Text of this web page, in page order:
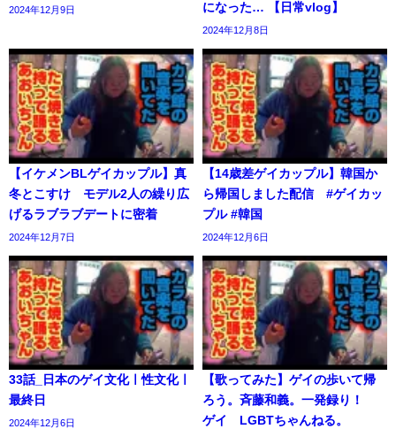
2024年12月9日
になった… 【日常vlog】
2024年12月8日
【イケメンBLゲイカップル】真
冬とこすけ モデル2人の繰り広
げるラブラブデートに密着
2024年12月7日
【14歳差ゲイカップル】韓国か
ら帰国しました配信 #ゲイカッ
プル #韓国
2024年12月6日
33話_日本のゲイ文化ㅣ性文化ㅣ
最終日
2024年12月6日
【歌ってみた】ゲイの歩いて帰
ろう。斉藤和義。一発録り！
ゲイ LGBTちゃんねる。